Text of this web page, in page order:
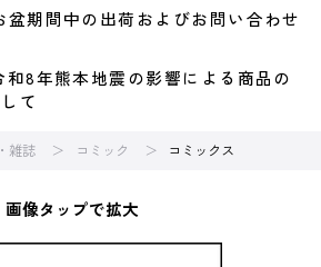
期間中の出荷およびお問い合わせ
8年熊本地震の影響による商品の
て
雑誌 コミック コミックス
画像タップで拡大